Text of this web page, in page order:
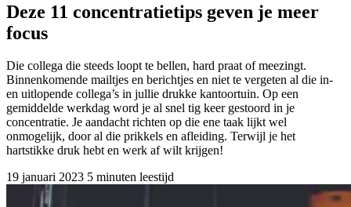
Deze 11 concentratietips geven je meer
focus
Die collega die steeds loopt te bellen, hard praat of meezingt.
Binnenkomende mailtjes en berichtjes en niet te vergeten al die in-
en uitlopende collega’s in jullie drukke kantoortuin. Op een
gemiddelde werkdag word je al snel tig keer gestoord in je
concentratie. Je aandacht richten op die ene taak lijkt wel
onmogelijk, door al die prikkels en afleiding. Terwijl je het
hartstikke druk hebt en werk af wilt krijgen!
19 januari 2023 5 minuten leestijd